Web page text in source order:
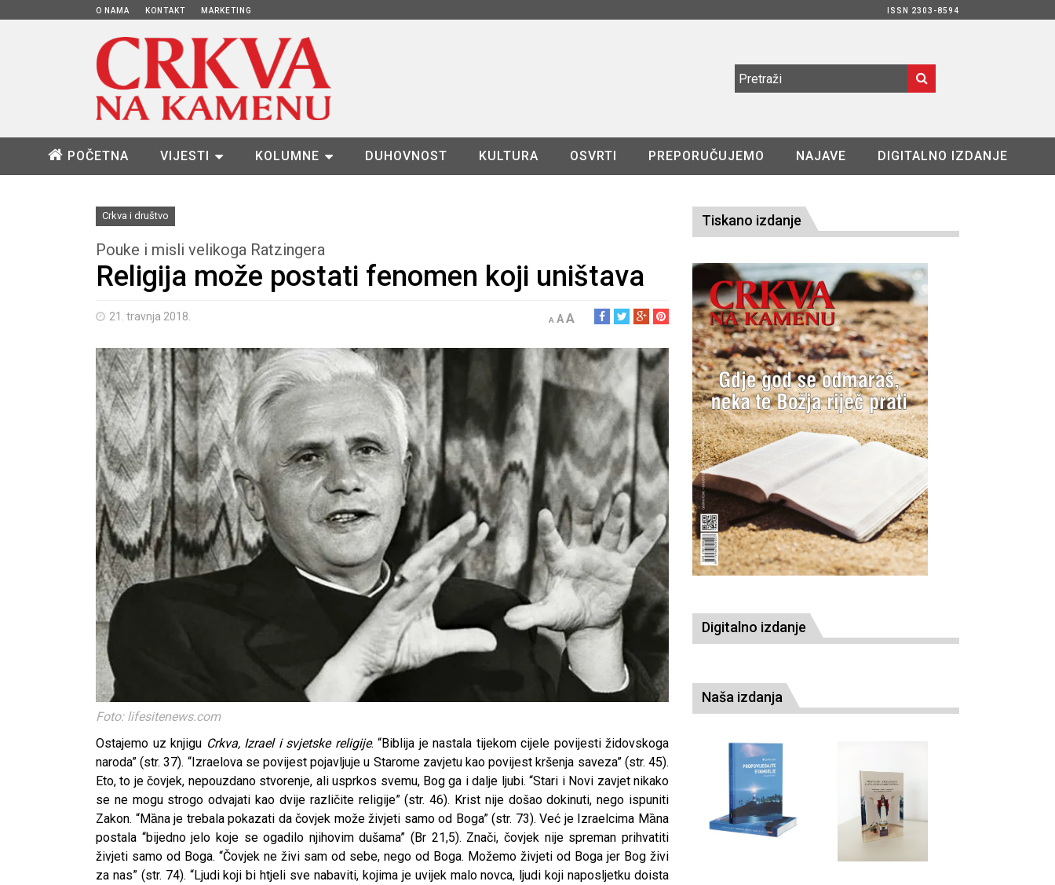
O NAMA KONTAKT MARKETING ISSN 2303-8594
POČETNA VIJESTI KOLUMNE DUHOVNOST KULTURA OSVRTI PREPORUČUJEMO NAJAVE DIGITALNO IZDANJE
Crkva i društvo
Pouke i misli velikoga Ratzingera
Religija može postati fenomen koji uništava
21. travnja 2018. A AA
Foto: lifesitenews.com
Ostajemo uz knjigu Crkva, Izrael i svjetske religije. “Biblija je nastala tijekom cijele povijesti židovskoga
naroda” (str. 37). “Izraelova se povijest pojavljuje u Starome zavjetu kao povijest kršenja saveza” (str. 45).
Eto, to je čovjek, nepouzdano stvorenje, ali usprkos svemu, Bog ga i dalje ljubi. “Stari i Novi zavjet nikako
se ne mogu strogo odvajati kao dvije različite religije” (str. 46). Krist nije došao dokinuti, nego ispuniti
Zakon. “Mȁna je trebala pokazati da čovjek može živjeti samo od Boga” (str. 73). Već je Izraelcima Mȁna
postala “bijedno jelo koje se ogadilo njihovim dušama” (Br 21,5). Znači, čovjek nije spreman prihvatiti
živjeti samo od Boga. “Čovjek ne živi sam od sebe, nego od Boga. Možemo živjeti od Boga jer Bog živi
za nas” (str. 74). “Ljudi koji bi htjeli sve nabaviti, kojima je uvijek malo novca, ljudi koji naposljetku doista
Tiskano izdanje
Digitalno izdanje
Naša izdanja